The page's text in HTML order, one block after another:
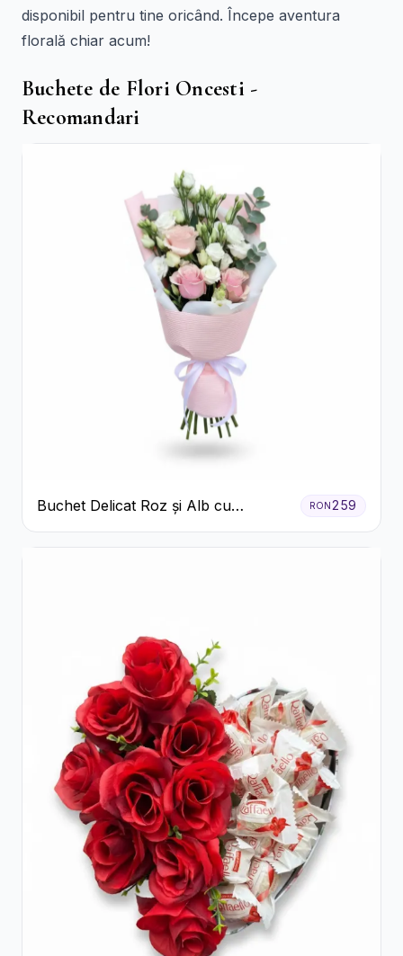
disponibil pentru tine oricând. Începe aventura
florală chiar acum!
Buchete de Flori Oncesti -
Recomandari
Buchet Delicat Roz și Alb cu
Trandafiri și Lisianthus
RON259